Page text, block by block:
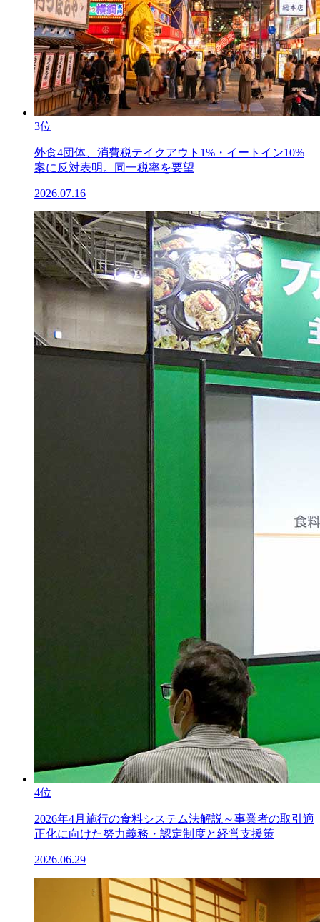
3位
外食4団体、消費税テイクアウト1%・イートイン10%
案に反対表明。同一税率を要望
2026.07.16
4位
2026年4月施行の食料システム法解説～事業者の取引適
正化に向けた努力義務・認定制度と経営支援策
2026.06.29